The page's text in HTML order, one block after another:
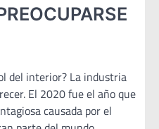
del interior? La industria
El 2020 fue el año que
causada por el